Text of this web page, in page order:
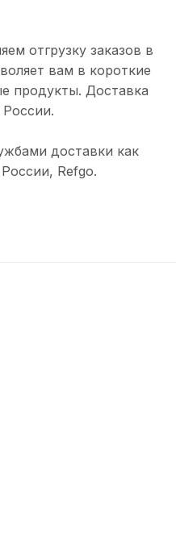
отгрузку заказов в
вам в короткие
продукты. Доставка
доставки как
Refgo.